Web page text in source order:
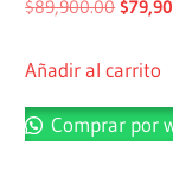
$89,900.00 $
Añadir al carrito
Comprar por